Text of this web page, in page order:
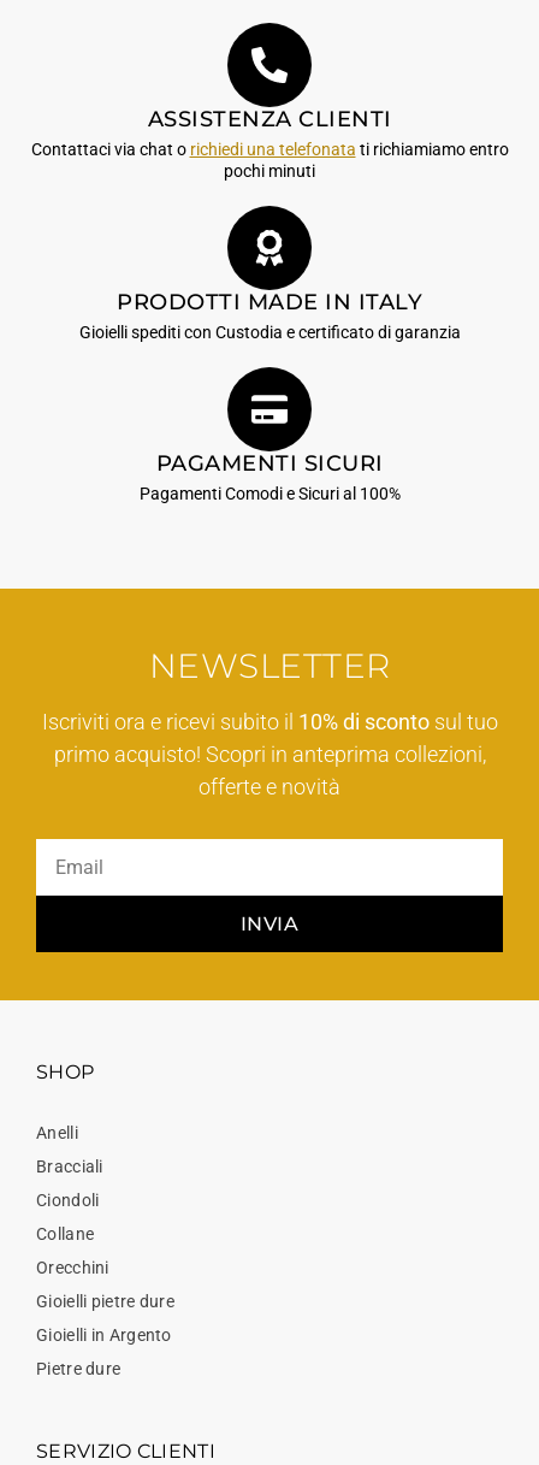
ASSISTENZA CLIENTI
Contattaci via chat o richiedi una telefonata ti richiamiamo entro
pochi minuti
PRODOTTI MADE IN ITALY
Gioielli spediti con Custodia e certificato di garanzia
PAGAMENTI SICURI
Pagamenti Comodi e Sicuri al 100%
NEWSLETTER
Iscriviti ora e ricevi subito il 10% di scontosul tuo
primo acquisto! Scopri in anteprima collezioni,
offerte e novità
INVIA
SHOP
Anelli
Bracciali
Ciondoli
Collane
Orecchini
Gioielli pietre dure
Gioielli in Argento
Pietre dure
SERVIZIO CLIENTI